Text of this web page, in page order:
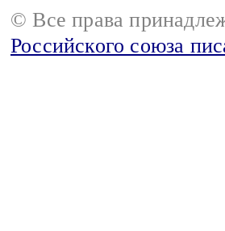
© Все права
Российского союза